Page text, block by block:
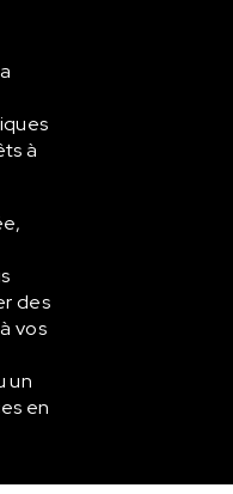
à
des
vos
un
en